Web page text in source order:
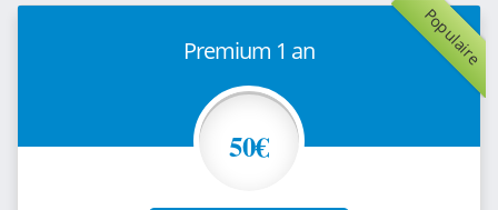
Populaire
Premium 1 an
50€